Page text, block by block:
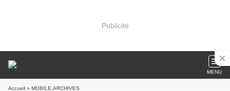
Publicité
MENU
Accueil » MOBILE.ARCHIVES